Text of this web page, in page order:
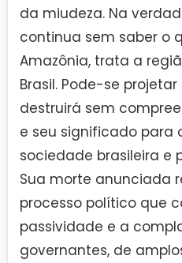
da miudeza. Na
continua sem saber o
Amazônia, trata a
Brasil. Pode-se
destruirá sem
e seu significado para
sociedade brasileira e
Sua morte anunciada
processo político que
passividade e a
governantes, de